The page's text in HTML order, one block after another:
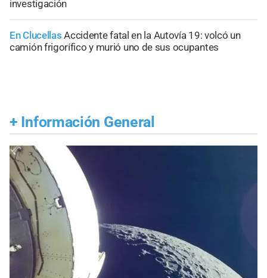
investigación
En Clucellas Accidente fatal en la Autovía 19: volcó un
camión frigorífico y murió uno de sus ocupantes
+ Información General